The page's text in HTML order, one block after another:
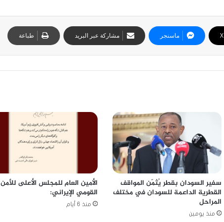
‫X ماسنجر مشاركة عبر البريد طباعة
سفير السودان بقطر يُثمّن المواقف
القطرية الداعمة للسودان في مختلف
المراحل
منذ يومين
الأمين العام للمجلس الأعلى للأمن
القومي الإيراني:
منذ 6 أيام